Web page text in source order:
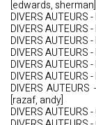
[edwards, sherman]
DIVERS
DIVERS AUTEURS
DIVERS
DIVERS
DIVERS
DIVERS
DIVERS
[razaf, andy]
DIVERS AUTEURS